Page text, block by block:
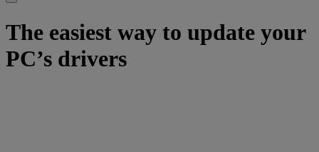
The easiest way to update your
PC’s drivers